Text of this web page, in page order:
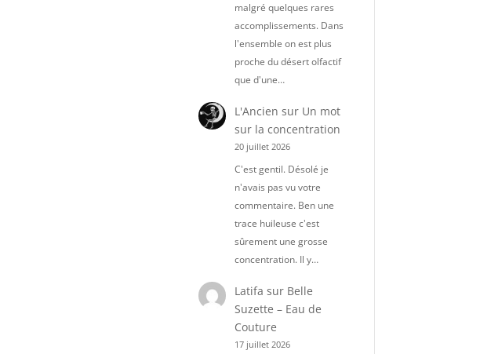
malgré quelques rares
accomplissements. Dans
l'ensemble on est plus
proche du désert olfactif
que d'une…
L'Ancien sur Un mot
sur la concentration
20 juillet 2026
C'est gentil. Désolé je
n'avais pas vu votre
commentaire. Ben une
trace huileuse c'est
sûrement une grosse
concentration. Il y…
Latifa sur Belle
Suzette – Eau de
Couture
17 juillet 2026